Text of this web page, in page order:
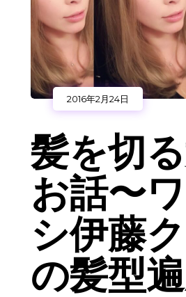
2016年2月24日
髪を切
お話〜
シ伊藤
の髪型